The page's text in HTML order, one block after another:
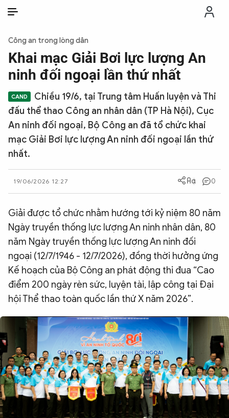
THỜI SỰ
CHỐNG DIỄN BIẾN HÒA BÌNH
CÔNG AN TRONG LÒNG DÂN
XÃ HỘI
PHÁP LUẬT
CÔNG NGHỆ
QUỐC TẾ
VĂN HÓA - THỂ THAO
BẠN ĐỌC & CAND
ĐA PHƯƠNG TIỆN
eMagazine
Podcast
Video Ảnh
Infographic
Chuyên trang An ninh thế giới
Văn nghệ Công an
Công an trong lòng dân
Khai mạc Giải Bơi lực lượng An
ninh đối ngoại lần thứ nhất
Chiều 19/6, tại Trung tâm Huấn luyện và Thi
đấu thể thao Công an nhân dân (TP Hà Nội), Cục
An ninh đối ngoại, Bộ Công an đã tổ chức khai
mạc Giải Bơi lực lượng An ninh đối ngoại lần thứ
nhất.
19/06/2026 12:27 0
Giải được tổ chức nhằm hướng tới kỷ niệm 80 năm
Ngày truyền thống lực lượng An ninh nhân dân, 80
năm Ngày truyền thống lực lượng An ninh đối
ngoại (12/7/1946 - 12/7/2026), đồng thời hưởng ứng
Kế hoạch của Bộ Công an phát động thi đua “Cao
điểm 200 ngày rèn sức, luyện tài, lập công tại Đại
hội Thể thao toàn quốc lần thứ X năm 2026”.